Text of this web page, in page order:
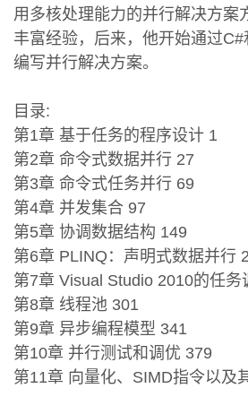
用多核处理能力的并行解决方案
丰富经验，后来，他开始通过
编写并行解决方案。
目录:
第1章 基于任务的程序设计 1
第2章 命令式数据并行 27
第3章 命令式任务并行 69
第4章 并发集合 97
第5章 协调数据结构 149
第6章 PLINQ：声明式数据并行
第7章 Visual Studio 2010的任务
第8章 线程池 301
第9章 异步编程模型 341
第10章 并行测试和调优 379
第11章 向量化、SIMD指令以及